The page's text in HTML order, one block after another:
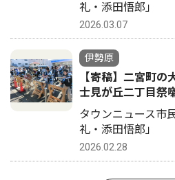
礼・添田悟郎」
2026.03.07
伊勢原
【寄稿】二宮町の
士見が丘二丁目祭
タウンニュース市
礼・添田悟郎」
2026.02.28